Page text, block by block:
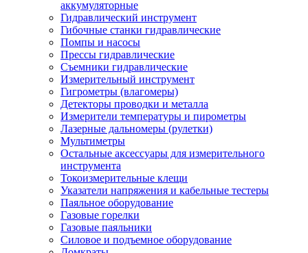
аккумуляторные
Гидравлический инструмент
Гибочные станки гидравлические
Помпы и насосы
Прессы гидравлические
Съемники гидравлические
Измерительный инструмент
Гигрометры (влагомеры)
Детекторы проводки и металла
Измерители температуры и пирометры
Лазерные дальномеры (рулетки)
Мультиметры
Остальные аксессуары для измерительного
инструмента
Токоизмерительные клещи
Указатели напряжения и кабельные тестеры
Паяльное оборудование
Газовые горелки
Газовые паяльники
Силовое и подъемное оборудование